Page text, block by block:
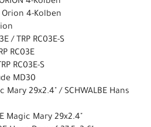
Orion 4-Kolben
/ TRP RC03E-S
RC03E
RC03E-S
MD30
Mary 29x2.4" / SCHWALBE Hans
Magic Mary 29x2.4"